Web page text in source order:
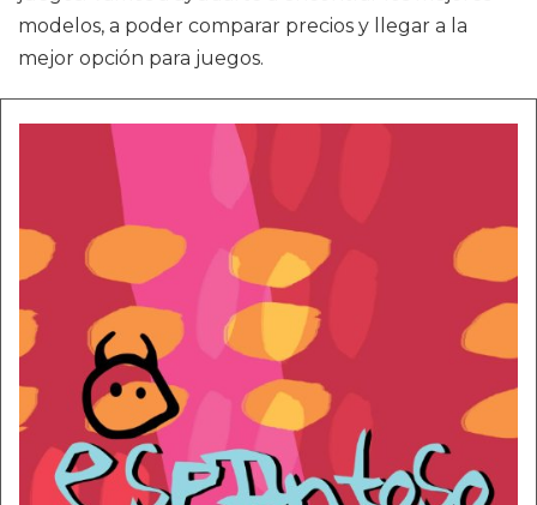
modelos, a poder comparar precios y llegar a la
mejor opción para juegos.